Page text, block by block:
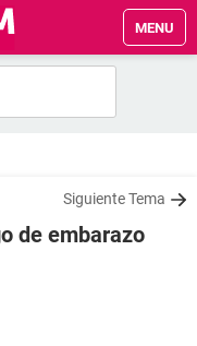
MENU
Siguiente Tema
de embarazo